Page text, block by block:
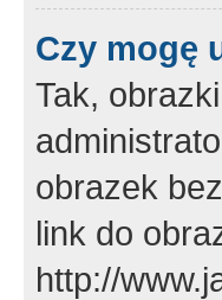
Czy mogę
Tak,
obrazek
link do
http://